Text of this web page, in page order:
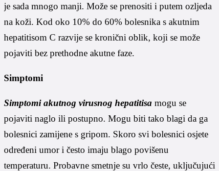
je sada mnogo manji. Može se prenositi i putem ozljeda
na koži. Kod oko 10% do 60% bolesnika s akutnim
hepatitisom C razvije se kronični oblik, koji se može
pojaviti bez prethodne akutne faze.
Simptomi
Simptomi akutnog virusnog hepatitisa mogu se
pojaviti naglo ili postupno. Mogu biti tako blagi da ga
bolesnici zamijene s gripom. Skoro svi bolesnici osjete
određeni umor i često imaju blago povišenu
temperaturu. Probavne smetnje su vrlo česte, uključujući